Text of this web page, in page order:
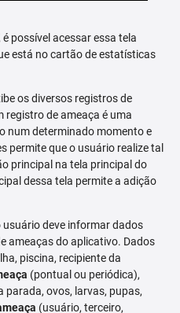
possível acessar essa tela
está no cartão de estatísticas
os diversos registros de
registro de ameaça é uma
num determinado momento e
permite que o usuário realize tal
principal na tela principal do
dessa tela permite a adição
usuário deve informar dados
ameaças do aplicativo. Dados
piscina, recipiente da
(pontual ou periódica),
parada, ovos, larvas, pupas,
(usuário, terceiro,